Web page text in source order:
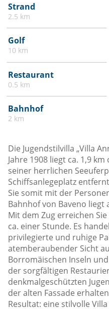
Strand
2.5 km
Golf
10 km
Restaurant
0.5 km
Bahnhof
2 km
Die Jugendstilvilla „Villa
Jahre 1908 liegt ca. 1,9
seiner herrlichen
Schiffsanlegeplatz
Sie somit mit der
Bahnhof von Baveno
Mit dem Zug erreichen
ca. einer Stunde. Es
privilegierte und ruhige
atemberaubender Sicht
Borromäischen Inseln
der sorgfältigen
denkmalgeschützten
der alten Fassade
Resultat: eine stilvolle